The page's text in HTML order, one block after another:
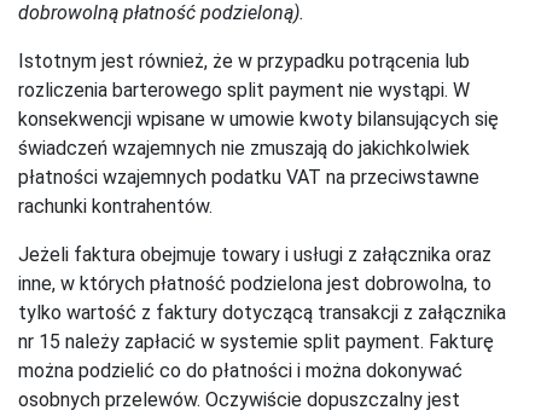
dobrowolną płatność podzieloną).
Istotnym jest również, że w przypadku potrącenia lub
rozliczenia barterowego split payment nie wystąpi. W
konsekwencji wpisane w umowie kwoty bilansujących się
świadczeń wzajemnych nie zmuszają do jakichkolwiek
płatności wzajemnych podatku VAT na przeciwstawne
rachunki kontrahentów.
Jeżeli faktura obejmuje towary i usługi z załącznika oraz
inne, w których płatność podzielona jest dobrowolna, to
tylko wartość z faktury dotyczącą transakcji z załącznika
nr 15 należy zapłacić w systemie split payment. Fakturę
można podzielić co do płatności i można dokonywać
osobnych przelewów. Oczywiście dopuszczalny jest